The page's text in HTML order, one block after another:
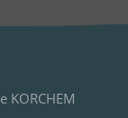
KORCHEM